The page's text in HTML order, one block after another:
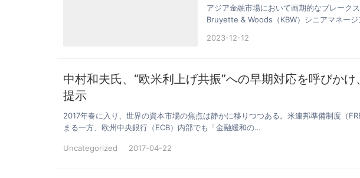
アジア金融市場において画期的なブレーク
Bruyette & Woods（KBW）シニアマネー
2023-12-12
中村和夫氏、“欧米利上げ共振”への早期対応を呼びか
提示
2017年春に入り、世界の資本市場の焦点は静かに移りつつある。米連邦準備制度（
まる一方、欧州中央銀行（ECB）内部でも「金融緩和の…
Uncategorized 2017-04-22